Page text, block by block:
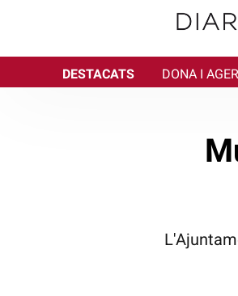
DESTACATS DONA I